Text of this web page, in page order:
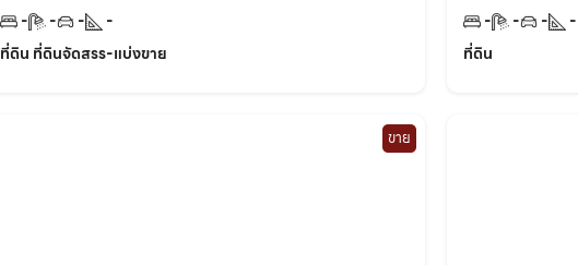
- - -
-
ที่ดิน ที่ดินจัดสรร-แบ่งขาย
- - -
-
ที่ดิน
ขาย